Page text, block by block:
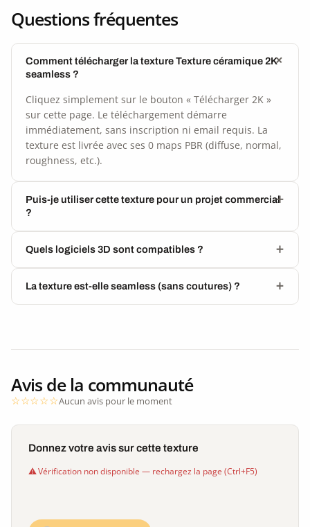
Questions fréquentes
Comment télécharger la texture Texture céramique 2K
seamless ?
Cliquez simplement sur le bouton « Télécharger 2K »
sur cette page. Le téléchargement démarre
immédiatement, sans inscription ni email requis. La
texture est livrée avec ses 0 maps PBR (diffuse, normal,
roughness, etc.).
Puis-je utiliser cette texture pour un projet commercial
?
Quels logiciels 3D sont compatibles ?
La texture est-elle seamless (sans coutures) ?
Avis de la communauté
Aucun avis pour le moment
Donnez votre avis sur cette texture
Vérification non disponible — rechargez la page (Ctrl+F5)